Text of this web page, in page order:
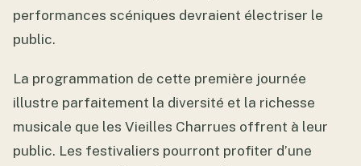
performances scéniques devraient électriser le
public.
La programmation de cette première journée
illustre parfaitement la diversité et la richesse
musicale que les Vieilles Charrues offrent à leur
public. Les festivaliers pourront profiter d’une